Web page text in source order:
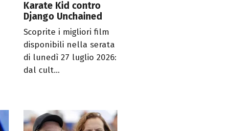
Karate Kid contro
Django Unchained
Scoprite i migliori film
disponibili nella serata
di lunedì 27 luglio 2026:
dal cult...